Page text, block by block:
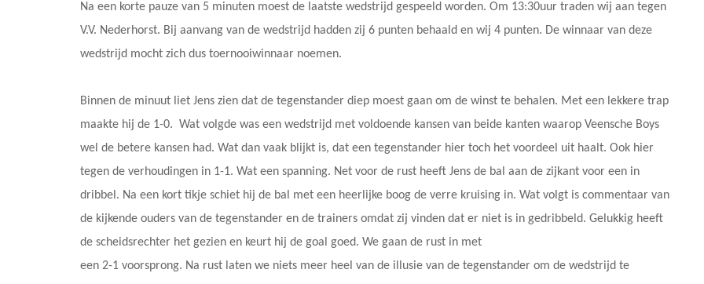
Na een korte pauze van 5 minuten moest de laatste wedstrijd gespeeld worden. Om 13:30uur traden wij aan tegen
V.V. Nederhorst. Bij aanvang van de wedstrijd hadden zij 6 punten behaald en wij 4 punten. De winnaar van deze
wedstrijd mocht zich dus toernooiwinnaar noemen.
Binnen de minuut liet Jens zien dat de tegenstander diep moest gaan om de winst te behalen. Met een lekkere trap
maakte hij de 1-0. Wat volgde was een wedstrijd met voldoende kansen van beide kanten waarop Veensche Boys
wel de betere kansen had. Wat dan vaak blijkt is, dat een tegenstander hier toch het voordeel uit haalt. Ook hier
tegen de verhoudingen in 1-1. Wat een spanning. Net voor de rust heeft Jens de bal aan de zijkant voor een in
dribbel. Na een kort tikje schiet hij de bal met een heerlijke boog de verre kruising in. Wat volgt is commentaar van
de kijkende ouders van de tegenstander en de trainers omdat zij vinden dat er niet is in gedribbeld. Gelukkig heeft
de scheidsrechter het gezien en keurt hij de goal goed. We gaan de rust in met
een 2-1 voorsprong. Na rust laten we niets meer heel van de illusie van de tegenstander om de wedstrijd te